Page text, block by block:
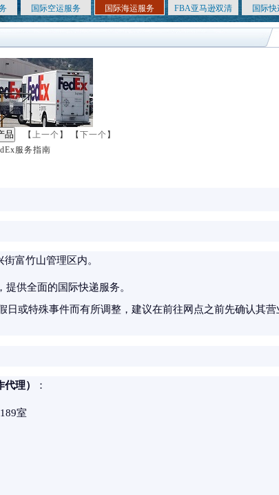
国际空运服务 国际海运服务 FBA亚马逊双清 国际
【 上一个 】 【 下一个 】
服务指南
街富竹山管理区内。
供全面的国际快递服务。
日或特殊事件而有所调整，建议在前往网点之前先确认其营
理） ：
室